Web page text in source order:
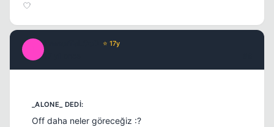
⭐ 17y
Off daha neler göreceğiz :?